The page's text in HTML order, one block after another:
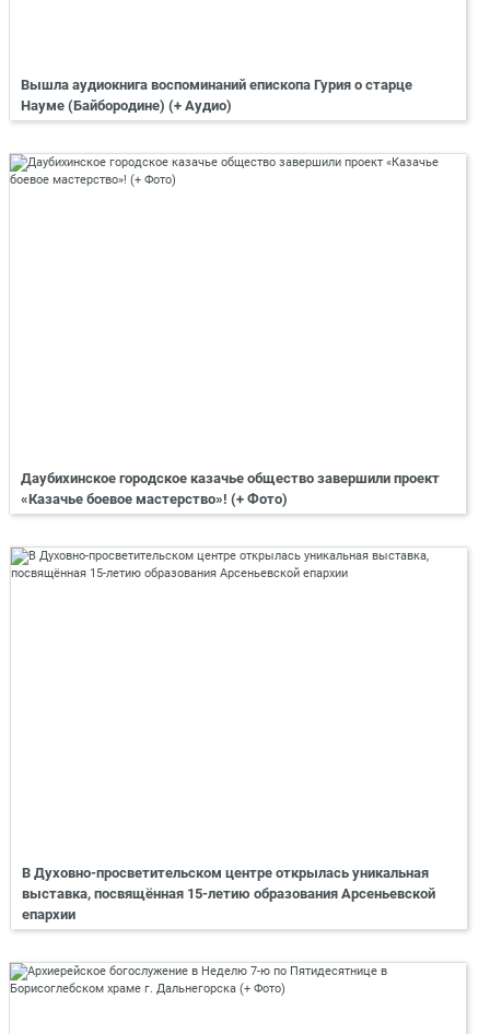
Вышла аудиокнига воспоминаний епископа Гурия о старце
Науме (Байбородине) (+ Аудио)
Даубихинское городское казачье общество завершили проект
«Казачье боевое мастерство»! (+ Фото)
В Духовно-просветительском центре открылась уникальная
выставка, посвящённая 15-летию образования Арсеньевской
епархии